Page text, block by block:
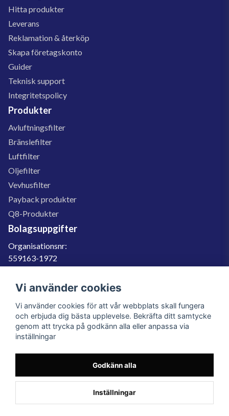
Hitta produkter
Leverans
Reklamation & återköp
Skapa företagskonto
Guider
Teknisk support
Integritetspolicy
Produkter
Avluftningsfilter
Bränslefilter
Luftfilter
Oljefilter
Vevhusfilter
Payback produkter
Q8-Produkter
Bolagsuppgifter
Organisationsnr:
559163-1972
SE559163197201
060-566 800
info@filter.se
559163-1972
© 2023 Filter.se, All rights reserved.
Vi använder cookies
Vi använder cookies för att vår webbplats skall fungera
och erbjuda dig bästa upplevelse. Bekräfta ditt samtycke
genom att trycka på godkänn alla eller anpassa via
inställningar
Godkänn alla
Inställningar